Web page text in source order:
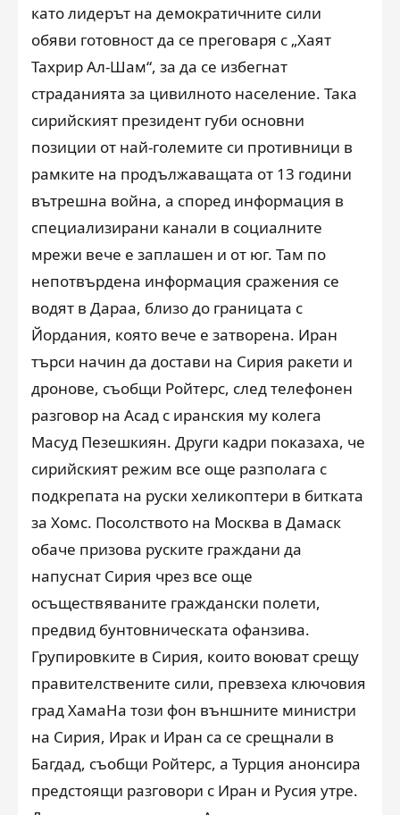
като лидерът на демократичните сили
обяви готовност да се преговаря с „Хаят
Тахрир Ал-Шам“, за да се избегнат
страданията за цивилното население. Така
сирийският президент губи основни
позиции от най-големите си противници в
рамките на продължаващата от 13 години
вътрешна война, а според информация в
специализирани канали в социалните
мрежи вече е заплашен и от юг. Там по
непотвърдена информация сражения се
водят в Дараа, близо до границата с
Йордания, която вече е затворена. Иран
търси начин да достави на Сирия ракети и
дронове, съобщи Ройтерс, след телефонен
разговор на Асад с иранския му колега
Масуд Пезешкиян. Други кадри показаха, че
сирийският режим все още разполага с
подкрепата на руски хеликоптери в битката
за Хомс. Посолството на Москва в Дамаск
обаче призова руските граждани да
напуснат Сирия чрез все още
осъществяваните граждански полети,
предвид бунтовническата офанзива.
Групировките в Сирия, които воюват срещу
правителствените сили, превзеха ключовия
град ХамаНа този фон външните министри
на Сирия, Ирак и Иран са се срещнали в
Багдад, съобщи Ройтерс, а Турция анонсира
предстоящи разговори с Иран и Русия утре.